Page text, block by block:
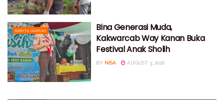
BERITA DAERAH
Bina Generasi Muda,
Kakwarcab Way Kanan Buka
Festival Anak Sholih
BY NISA AUGUST 3, 2026